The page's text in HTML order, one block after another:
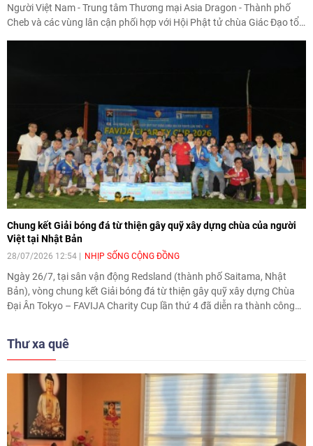
Người Việt Nam - Trung tâm Thương mại Asia Dragon - Thành phố
Cheb và các vùng lân cận phối hợp với Hội Phật tử chùa Giác Đạo tổ
Chung kết Giải bóng đá từ thiện gây quỹ xây dựng chùa của người
Việt tại Nhật Bản
28/07/2026 12:54 NHỊP SỐNG CỘNG ĐỒNG
Ngày 26/7, tại sân vận động Redsland (thành phố Saitama, Nhật
Bản), vòng chung kết Giải bóng đá từ thiện gây quỹ xây dựng Chùa
Đại Ân Tokyo – FAVIJA Charity Cup lần thứ 4 đã diễn ra thành công
Thư xa quê